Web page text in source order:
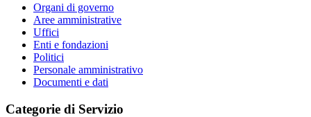
Organi di governo
Aree amministrative
Uffici
Enti e fondazioni
Politici
Personale amministrativo
Documenti e dati
Categorie di Servizio